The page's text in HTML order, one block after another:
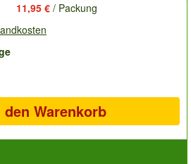
11,95 € / Packung
den Warenkorb